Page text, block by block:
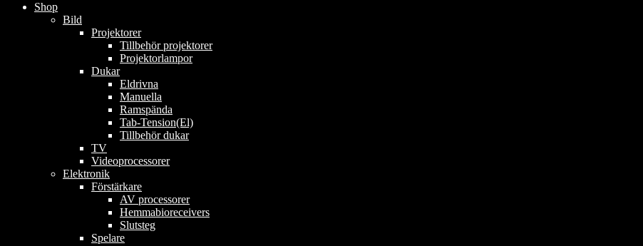
Shop
Bild
Projektorer
Tillbehör projektorer
Projektorlampor
Dukar
Eldrivna
Manuella
Ramspända
Tab-Tension(El)
Tillbehör dukar
TV
Videoprocessorer
Elektronik
Förstärkare
AV processorer
Hemmabioreceivers
Slutsteg
Spelare